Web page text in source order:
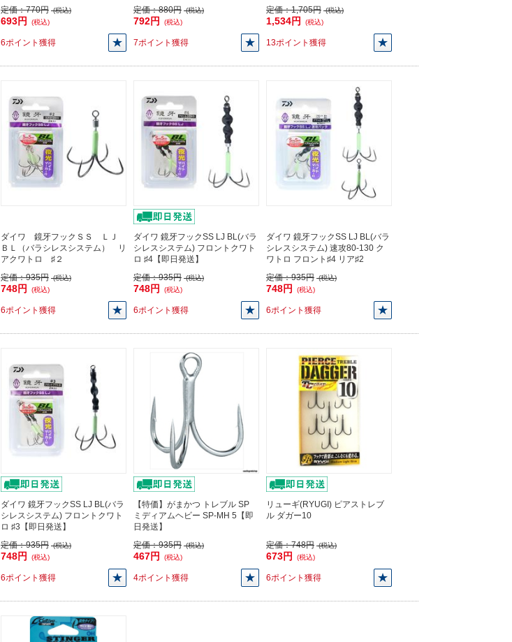
定価：770円 (税込)
693円 (税込)
6ポイント獲得
定価：880円 (税込)
792円 (税込)
7ポイント獲得
定価：1,705円 (税込)
1,534円 (税込)
13ポイント獲得
ダイワ 鏡牙フックＳＳ ＬＪ
ＢＬ（バラシレスシステム） リ
アクワトロ ♯２
定価：935円 (税込)
748円 (税込)
6ポイント獲得
ダイワ 鏡牙フックSS LJ BL(バラ
シレスシステム) フロントクワト
ロ ♯4【即日発送】
定価：935円 (税込)
748円 (税込)
6ポイント獲得
ダイワ 鏡牙フックSS LJ BL(バラ
シレスシステム) 速攻80-130 ク
ワトロ フロント♯4 リア♯2
定価：935円 (税込)
748円 (税込)
6ポイント獲得
ダイワ 鏡牙フックSS LJ BL(バラ
シレスシステム) フロントクワト
ロ ♯3【即日発送】
定価：935円 (税込)
748円 (税込)
6ポイント獲得
【特価】がまかつ トレブル SP
ミディアムヘビー SP-MH 5【即
日発送】
定価：935円 (税込)
467円 (税込)
4ポイント獲得
リューギ(RYUGI) ピアストレブ
ル ダガー10
定価：748円 (税込)
673円 (税込)
6ポイント獲得